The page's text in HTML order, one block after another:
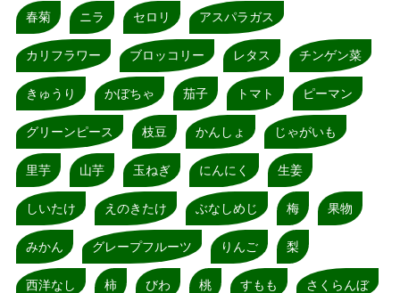
春菊 ニラ セロリ アスパラガス
カリフラワー ブロッコリー レタス チンゲン菜
きゅうり かぼちゃ 茄子 トマト ピーマン
グリーンピース 枝豆 かんしょ じゃがいも
里芋 山芋 玉ねぎ にんにく 生姜
しいたけ えのきたけ ぶなしめじ 梅 果物
みかん グレープフルーツ りんご 梨
西洋なし 柿 びわ 桃 すもも さくらんぼ